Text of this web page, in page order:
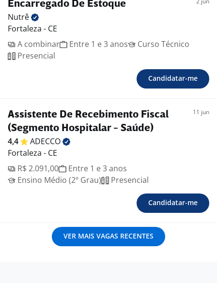
Encarregado De Estoque
Nutrê
Fortaleza - CE
A combinar
Entre 1 e 3 anos
Curso Técnico
Presencial
Candidatar-me
Assistente De Recebimento Fiscal
(Segmento Hospitalar - Saúde)
11 jun
4,4
ADECCO
Fortaleza - CE
R$ 2.091,00
Entre 1 e 3 anos
Ensino Médio (2º Grau)
Presencial
Candidatar-me
VER MAIS VAGAS RECENTES